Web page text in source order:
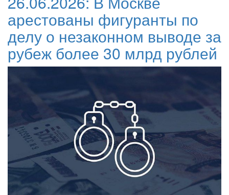
арестованы фигуранты по
делу о незаконном выводе за
рубеж более 30 млрд рублей